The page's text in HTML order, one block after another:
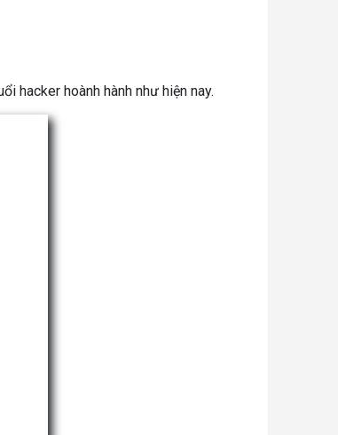
hacker hoành hành như hiện nay.